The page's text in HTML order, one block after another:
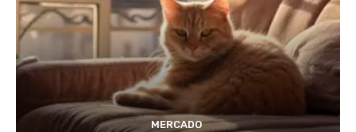
MERCADO